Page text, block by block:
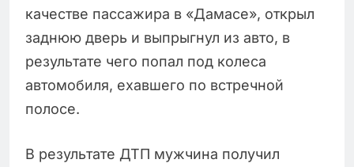
качестве пассажира в «Дамасе», открыл
заднюю дверь и выпрыгнул из авто, в
результате чего попал под колеса
автомобиля, ехавшего по встречной
полосе.
В результате ДТП мужчина получил